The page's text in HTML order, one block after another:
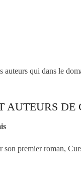
qui dans le
AUTEURS DE
premier roman,